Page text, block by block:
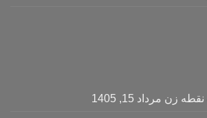
نقطه زن مرداد 15, 1405